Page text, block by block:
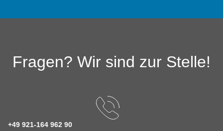
Fragen? Wir sind zur Stelle!
+49 921-164 962 90